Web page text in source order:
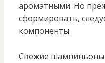
ароматными. Но
сформировать,
компоненты.
Свежие шампиньоны